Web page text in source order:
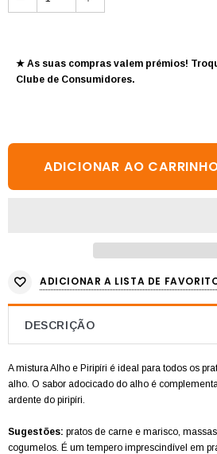
★ As suas compras valem prémios!
Clube de Consumidores.
ADICIONAR A LISTA DE
DESCRIÇÃO
A mistura Alho e Piripíri é ideal para todos os
alho. O sabor adocicado do alho é
ardente do piripíri.
Sugestões: pratos de carne e marisco,
cogumelos. É um tempero imprescindível em